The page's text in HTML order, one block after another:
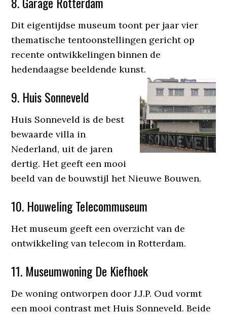
Dit eigentijdse museum toont per jaar vier
thematische tentoonstellingen gericht op
recente ontwikkelingen binnen de
hedendaagse beeldende kunst.
9. Huis Sonneveld
Huis Sonneveld is de best
bewaarde villa in
Nederland, uit de jaren
dertig. Het geeft een mooi
beeld van de bouwstijl het Nieuwe Bouwen.
10. Houweling Telecommuseum
Het museum geeft een overzicht van de
ontwikkeling van telecom in Rotterdam.
11. Museumwoning De Kiefhoek
De woning ontworpen door J.J.P. Oud vormt
een mooi contrast met Huis Sonneveld. Beide